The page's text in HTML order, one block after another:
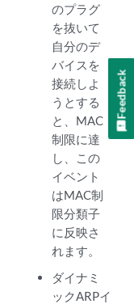
のプラグ
を抜いて
自分のデ
バイスを
接続しよ
うとする
と、MAC
制限に達
し、この
イベント
はMAC制
限分類子
に反映さ
れます。
ダイナミ
ックARPイ
Feedback